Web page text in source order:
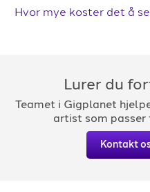
Hvor mye koster det å
Lurer du
Teamet i Gigplanet
artist som
Kontakt